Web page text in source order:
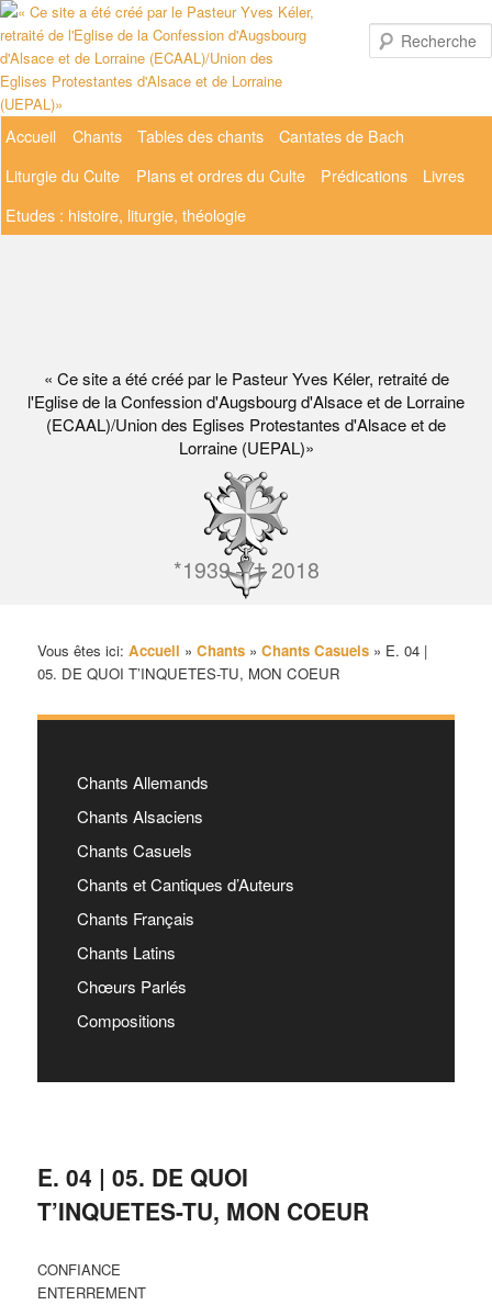
Aller
au
contenu
principal
« Ce site a été créé par le Pasteur Yves Kéler, retraité de
l'Eglise de la Confession d'Augsbourg d'Alsace et de Lorraine
(ECAAL)/Union des Eglises Protestantes d'Alsace et de
Lorraine (UEPAL)»
*1939 – † 2018
Menu
Accueil Chants Tables des chants
Cantates de Bach
Liturgie du Culte
Plans et ordres du Culte Prédications
Livres
Etudes : histoire, liturgie, théologie
E. 04 | 05. DE QUOI
T’INQUETES-TU, MON COEUR
CONFIANCE
ENTERREMENT
Vous êtes ici:Accueil »Chants »Chants Casuels » E. 04 |
05. DE QUOI T’INQUETES-TU, MON COEUR
Chants Allemands
Chants Alsaciens
Chants Casuels
Chants et Cantiques d’Auteurs
Chants Français
Chants Latins
Chœurs Parlés
Compositions